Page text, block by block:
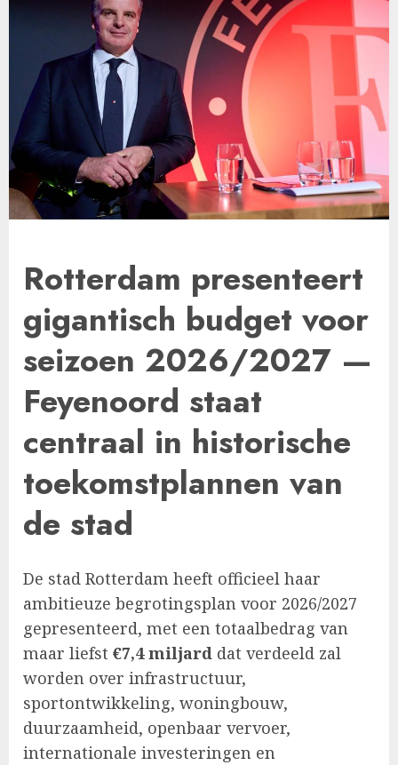
Rotterdam presenteert
gigantisch budget voor
seizoen 2026/2027 —
Feyenoord staat
centraal in historische
toekomstplannen van
de stad
De stad Rotterdam heeft officieel haar
ambitieuze begrotingsplan voor 2026/2027
gepresenteerd, met een totaalbedrag van
maar liefst €7,4 miljard dat verdeeld zal
worden over infrastructuur,
sportontwikkeling, woningbouw,
duurzaamheid, openbaar vervoer,
internationale investeringen en